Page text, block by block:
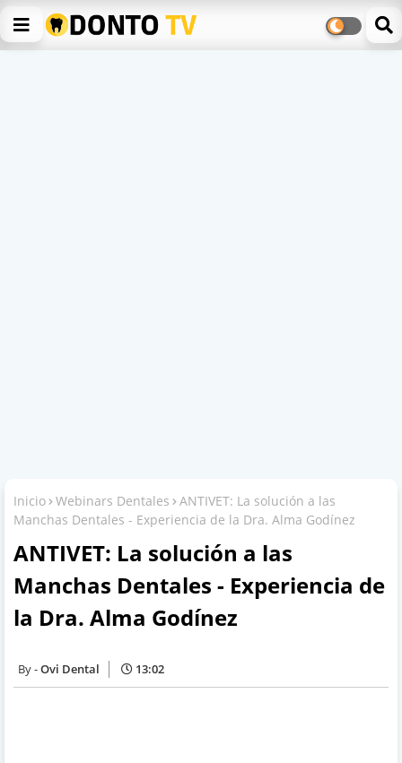
Inicio Webinars Dentales
ANTIVET: La solución a las
Manchas Dentales - Experiencia de la Dra. Alma Godínez
ANTIVET: La solución a las
Manchas Dentales - Experiencia de
la Dra. Alma Godínez
Ovi Dental 13:02